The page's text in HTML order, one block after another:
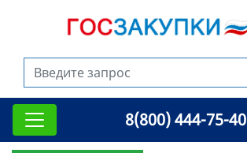
8(800) 444-75-40